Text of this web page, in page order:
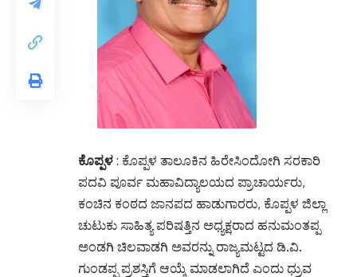
ಕೊಪ್ಪಳ : ಕೊಪ್ಪಳ ತಾಲೂಕಿನ ಹಿರೇಸಿಂದೋಗಿ ಸರಕಾರಿ
ಪದವಿ ಪೂರ್ವ ಮಹಾವಿದ್ಯಾಲಯದ ಪ್ರಾಚಾರ್ಯರು,
ಕಂಚಿನ ಕಂಠದ ಜಾನಪದ ಹಾಡುಗಾರರು, ಕೊಪ್ಪಳ ಜಿಲ್ಲಾ
ಚುಟುಕು ಸಾಹಿತ್ಯ ಪರಿಷತ್ತಿನ ಅಧ್ಯಕ್ಷರಾದ ಹನುಮಂತಪ್ಪ
ಅಂಡಗಿ ಚಿಲವಾಡಗಿ ಅವರನ್ನು ರಾಜ್ಯಮಟ್ಟದ ಡಿ.ವಿ.
ಗುಂಡಪ್ಪ ಪ್ರಶಸ್ತಿಗೆ ಆಯ್ಕೆ ಮಾಡಲಾಗಿದೆ ಎಂದು ಧ್ರುವ